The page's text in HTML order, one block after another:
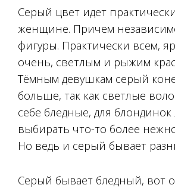
Серый цвет идет
женщине. Причем
фигуры. Практически всем,
очень, светлым и рыжим
Тёмным девушкам серый
больше, так как светлые
себе бледные, для
выбирать что-то более
Но ведь и серый бывает
Серый бывает бледный, вот